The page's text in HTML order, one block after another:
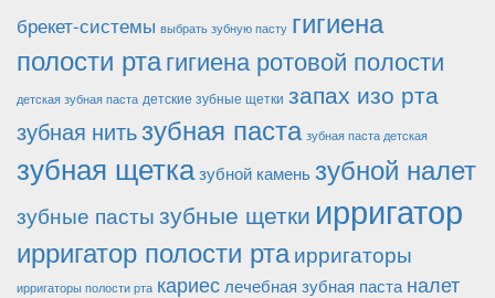
брекет-системы выбрать зубную пасту гигиена
полости ртагигиена ротовой полости
детская зубная паста детские зубные щетки запах изо рта
зубная нитьзубная паста зубная паста детская
зубная щетказубной каменьзубной налет
зубные пастызубные щетки ирригатор
ирригатор полости ртаирригаторы
ирригаторы полости рта кариес лечебная зубная паста налет